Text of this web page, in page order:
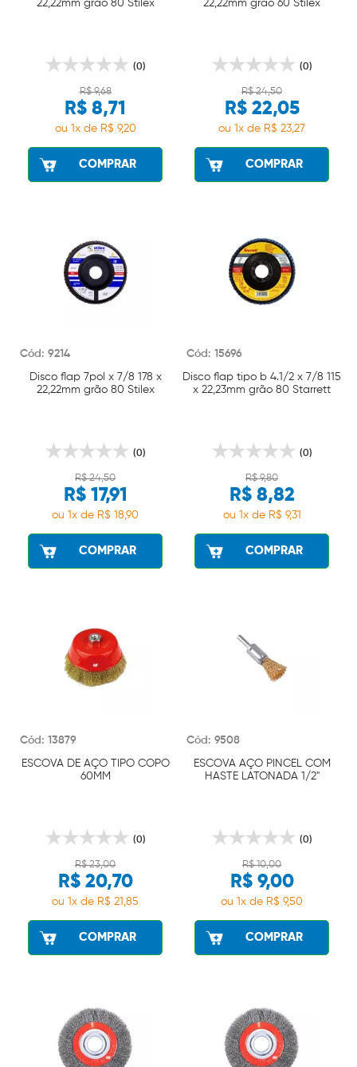
22,22mm grão 80 Stilex
(0)
R$ 9,68
R$ 8,71
ou 1x de R$ 9,20
COMPRAR
22,22mm grão 60 Stilex
(0)
R$ 24,50
R$ 22,05
ou 1x de R$ 23,27
COMPRAR
Cód: 9214
Disco flap 7pol x 7/8 178 x
22,22mm grão 80 Stilex
(0)
R$ 24,50
R$ 17,91
ou 1x de R$ 18,90
COMPRAR
Cód: 15696
Disco flap tipo b 4.1/2 x 7/8 115
x 22,23mm grão 80 Starrett
(0)
R$ 9,80
R$ 8,82
ou 1x de R$ 9,31
COMPRAR
Cód: 13879
ESCOVA DE AÇO TIPO COPO
60MM
(0)
R$ 23,00
R$ 20,70
ou 1x de R$ 21,85
COMPRAR
Cód: 9508
ESCOVA AÇO PINCEL COM
HASTE LATONADA 1/2"
(0)
R$ 10,00
R$ 9,00
ou 1x de R$ 9,50
COMPRAR